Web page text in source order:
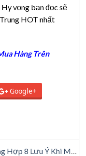
vọng bạn đọc sẽ
HOT nhất
Hàng Trên
Google+
Hợp 8 Lưu Ý Khi Mua